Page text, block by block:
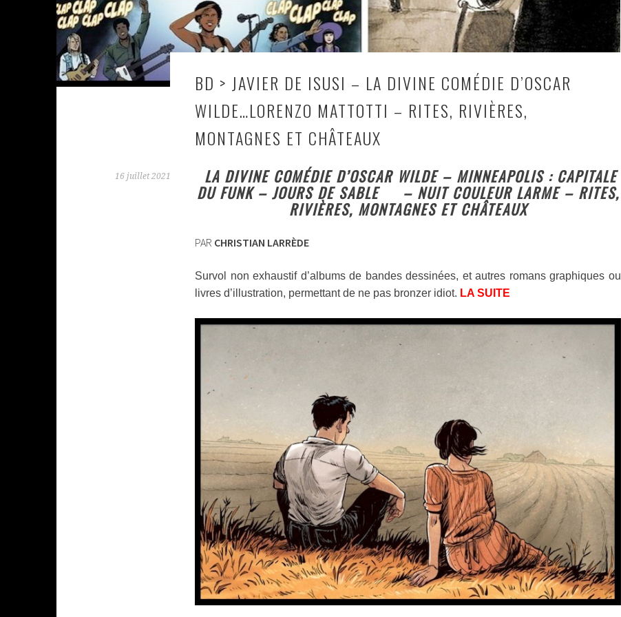
BD > JAVIER DE ISUSI – LA DIVINE COMÉDIE D’OSCAR
WILDE…LORENZO MATTOTTI – RITES, RIVIÈRES,
MONTAGNES ET CHÂTEAUX
16 juillet 2021 LA DIVINE COMÉDIE D’OSCAR WILDE – MINNEAPOLIS : CAPITALE
DU FUNK – JOURS DE SABLE – NUIT COULEUR LARME – RITES,
RIVIÈRES, MONTAGNES ET CHÂTEAUX
PAR CHRISTIAN LARRÈDE
Survol non exhaustif d’albums de bandes dessinées, et autres romans graphiques ou
livres d’illustration, permettant de ne pas bronzer idiot. LA SUITE